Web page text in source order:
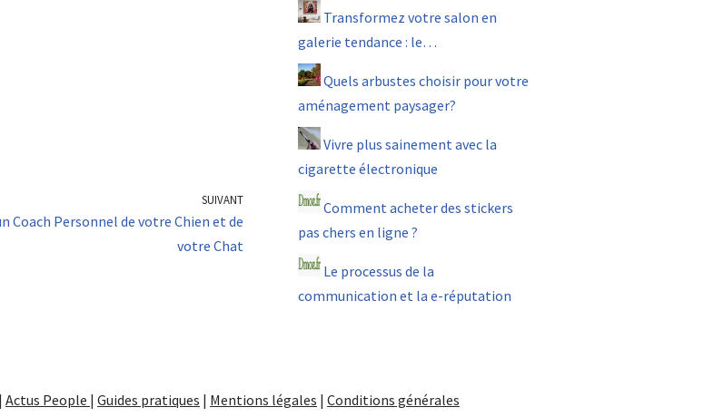
SUIVANT
Coach Personnel de votre Chien et de
votre Chat
Transformez votre salon en
galerie tendance : le…
Quels arbustes choisir pour votre
aménagement paysager?
Vivre plus sainement avec la
cigarette électronique
Comment acheter des stickers
pas chers en ligne ?
Le processus de la
communication et la e-réputation
| Actus People | Guides pratiques | Mentions légales | Conditions générales